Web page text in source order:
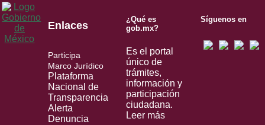
Enlaces
Participa
Marco Jurídico
Plataforma
Nacional de
Transparencia
Alerta
Denuncia
¿Qué es
gob.mx?
Es el portal
único de
trámites,
información y
participación
ciudadana.
Leer más
Síguenos en